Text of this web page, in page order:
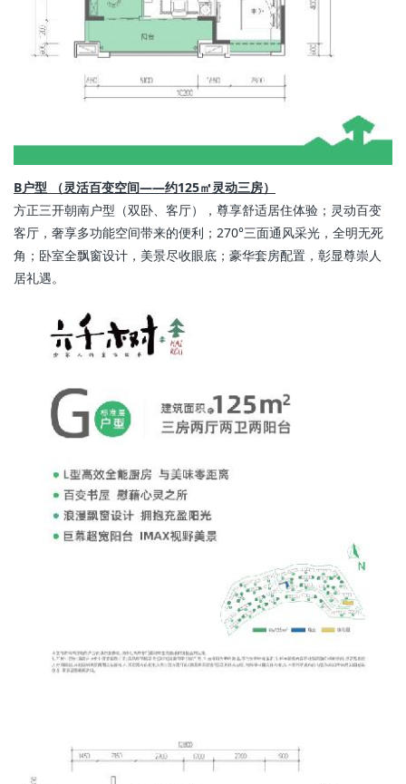
B户型 （灵活百变空间——约125㎡灵动三房）
方正三开朝南户型（双卧、客厅），尊享舒适居住体验；灵动百变
客厅，奢享多功能空间带来的便利；270°三面通风采光，全明无死
角；卧室全飘窗设计，美景尽收眼底；豪华套房配置，彰显尊崇人
居礼遇。